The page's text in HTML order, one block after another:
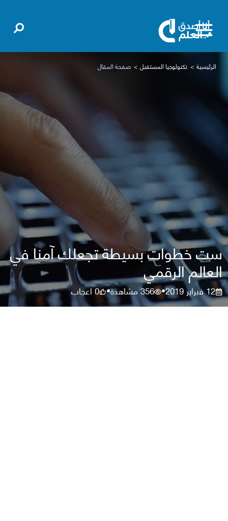
الرئيسية تكنولوجيا المستقبل صفحة المقال
ست خطوات بسيطة تجعلك آمنا في
العالم الرقمي
12 فبراير 2019 •
356مشاهدة•
0اعجاب